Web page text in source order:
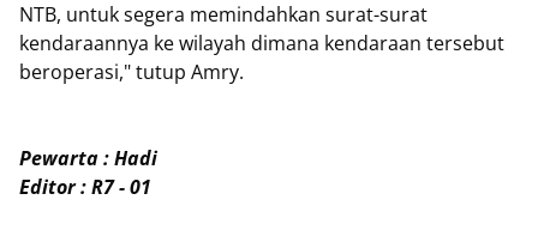
NTB, untuk segera memindahkan surat-surat
kendaraannya ke wilayah dimana kendaraan tersebut
beroperasi," tutup Amry.
Pewarta : Hadi
Editor : R7 - 01